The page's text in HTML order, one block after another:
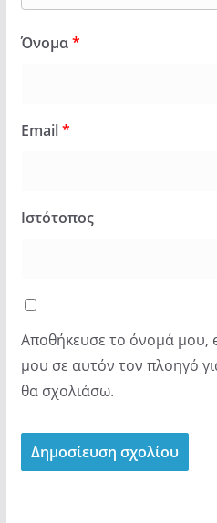
Όνομα*
Email*
Ιστότοπος
Αποθήκευσε το όνομά μου,
μου σε αυτόν τον πλοηγό
θα σχολιάσω.